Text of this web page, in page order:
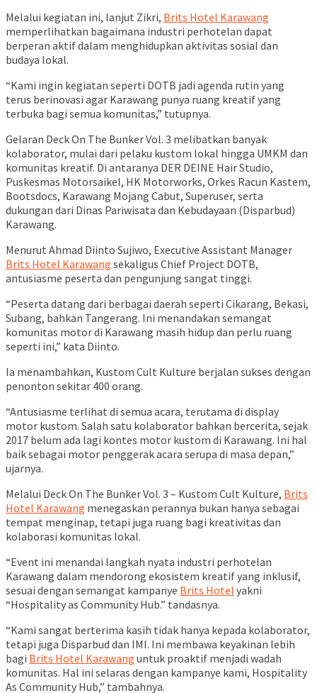
Melalui kegiatan ini, lanjut Zikri, Brits Hotel Karawang
memperlihatkan bagaimana industri perhotelan dapat
berperan aktif dalam menghidupkan aktivitas sosial dan
budaya lokal.
“Kami ingin kegiatan seperti DOTB jadi agenda rutin yang
terus berinovasi agar Karawang punya ruang kreatif yang
terbuka bagi semua komunitas,” tutupnya.
Gelaran Deck On The Bunker Vol. 3 melibatkan banyak
kolaborator, mulai dari pelaku kustom lokal hingga UMKM dan
komunitas kreatif. Di antaranya DER DEINE Hair Studio,
Puskesmas Motorsaikel, HK Motorworks, Orkes Racun Kastem,
Bootsdocs, Karawang Mojang Cabut, Superuser, serta
dukungan dari Dinas Pariwisata dan Kebudayaan (Disparbud)
Karawang.
Menurut Ahmad Diinto Sujiwo, Executive Assistant Manager
Brits Hotel Karawang sekaligus Chief Project DOTB,
antusiasme peserta dan pengunjung sangat tinggi.
“Peserta datang dari berbagai daerah seperti Cikarang, Bekasi,
Subang, bahkan Tangerang. Ini menandakan semangat
komunitas motor di Karawang masih hidup dan perlu ruang
seperti ini,” kata Diinto.
Ia menambahkan, Kustom Cult Kulture berjalan sukses dengan
penonton sekitar 400 orang.
“Antusiasme terlihat di semua acara, terutama di display
motor kustom. Salah satu kolaborator bahkan bercerita, sejak
2017 belum ada lagi kontes motor kustom di Karawang. Ini hal
baik sebagai motor penggerak acara serupa di masa depan,”
ujarnya.
Melalui Deck On The Bunker Vol. 3 – Kustom Cult Kulture, Brits
Hotel Karawang menegaskan perannya bukan hanya sebagai
tempat menginap, tetapi juga ruang bagi kreativitas dan
kolaborasi komunitas lokal.
“Event ini menandai langkah nyata industri perhotelan
Karawang dalam mendorong ekosistem kreatif yang inklusif,
sesuai dengan semangat kampanye Brits Hotel yakni
“Hospitality as Community Hub.” tandasnya.
“Kami sangat berterima kasih tidak hanya kepada kolaborator,
tetapi juga Disparbud dan IMI. Ini membawa keyakinan lebih
bagi Brits Hotel Karawang untuk proaktif menjadi wadah
komunitas. Hal ini selaras dengan kampanye kami, Hospitality
As Community Hub,” tambahnya.